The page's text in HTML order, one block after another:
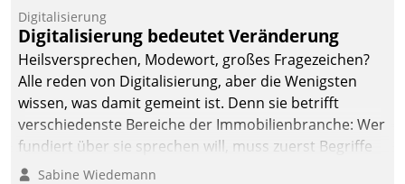
Digitalisierung
Digitalisierung bedeutet Veränderung
Heilsversprechen, Modewort, großes Fragezeichen?
Alle reden von Digitalisierung, aber die Wenigsten
wissen, was damit gemeint ist. Denn sie betrifft
verschiedenste Bereiche der Immobilienbranche: Wer
fundiert über sie sprechen will, muss zuerst Begriffe
klären. Ein Aspekt ist die betriebliche Optimierung:
Sabine Wiedemann